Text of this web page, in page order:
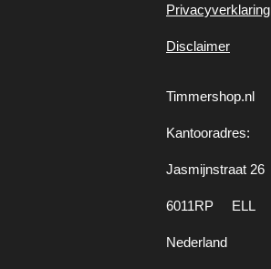
Privacyverklaring
Disclaimer
Timmershop.nl
Kantooradres:
Jasmijnstraat 26
6011RP ELL
Nederland